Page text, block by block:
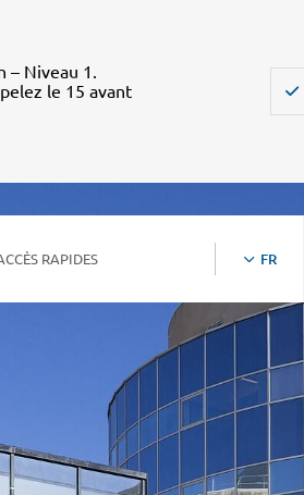
– Niveau 1.
le 15 avant
RAPIDES FR